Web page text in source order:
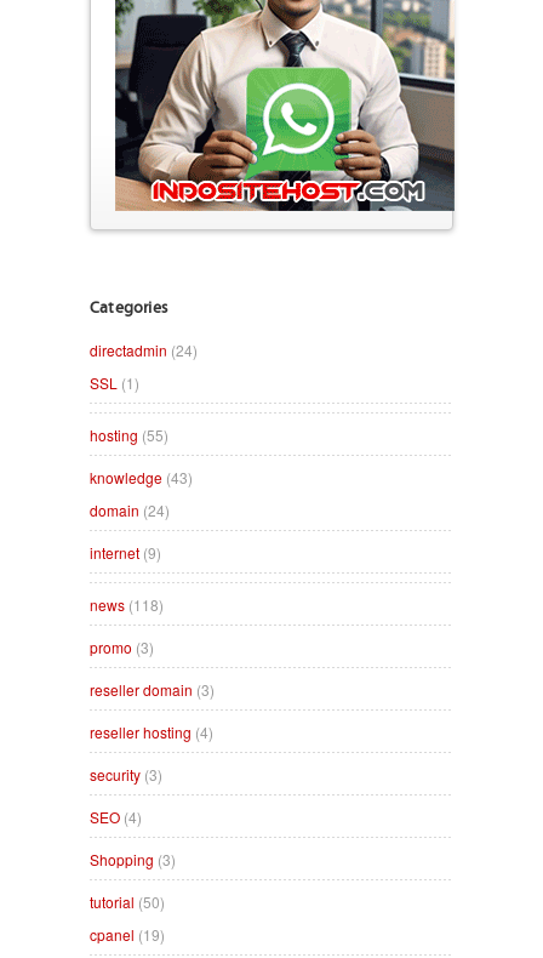
Categories
directadmin (24)
SSL (1)
hosting (55)
knowledge (43)
domain (24)
internet (9)
news (118)
promo (3)
reseller domain (3)
reseller hosting (4)
security (3)
SEO (4)
Shopping (3)
tutorial (50)
cpanel (19)